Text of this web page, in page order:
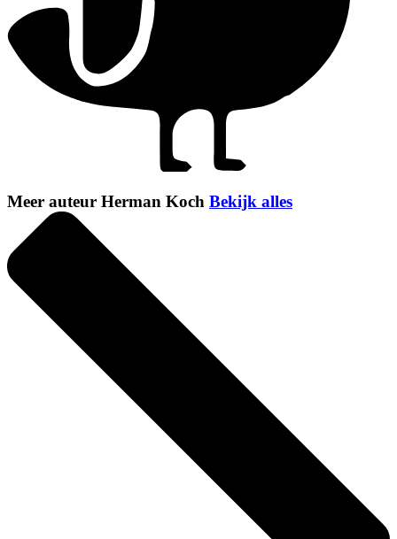
Meer auteur Herman Koch Bekijk alles